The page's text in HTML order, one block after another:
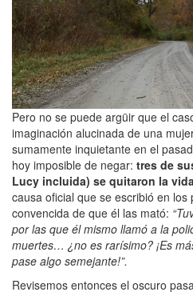
Pero no se puede argüir que el
imaginación alucinada de una
sumamente inquietante en el
hoy imposible de negar: tres de
Lucy incluida) se quitaron la
causa oficial que se escribió en los
convencida de que él las mató:
por las que él mismo llamó a la
muertes… ¿no es rarísimo? ¡Es
pase algo semejante!”.
Revisemos entonces el oscuro